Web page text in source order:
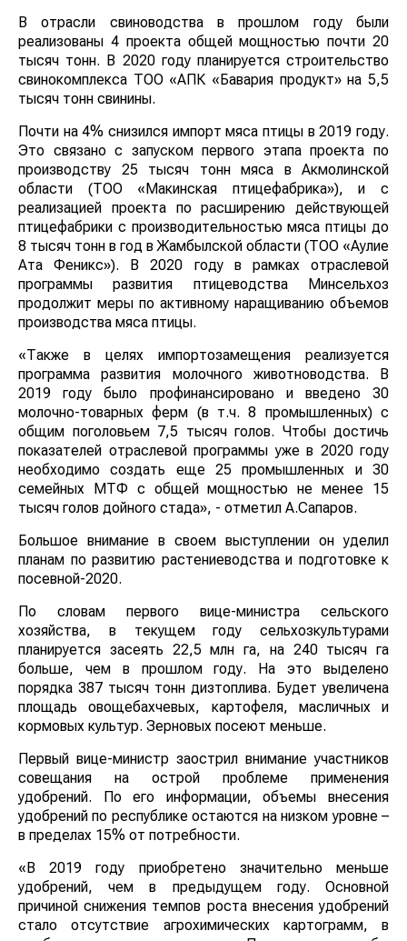
В отрасли свиноводства в прошлом году были
реализованы 4 проекта общей мощностью почти 20
тысяч тонн. В 2020 году планируется строительство
свинокомплекса ТОО «АПК «Бавария продукт» на 5,5
тысяч тонн свинины.
Почти на 4% снизился импорт мяса птицы в 2019 году.
Это связано с запуском первого этапа проекта по
производству 25 тысяч тонн мяса в Акмолинской
области (ТОО «Макинская птицефабрика»), и с
реализацией проекта по расширению действующей
птицефабрики с производительностью мяса птицы до
8 тысяч тонн в год в Жамбылской области (ТОО «Аулие
Ата Феникс»). В 2020 году в рамках отраслевой
программы развития птицеводства Минсельхоз
продолжит меры по активному наращиванию объемов
производства мяса птицы.
«Также в целях импортозамещения реализуется
программа развития молочного животноводства. В
2019 году было профинансировано и введено 30
молочно-товарных ферм (в т.ч. 8 промышленных) с
общим поголовьем 7,5 тысяч голов. Чтобы достичь
показателей отраслевой программы уже в 2020 году
необходимо создать еще 25 промышленных и 30
семейных МТФ с общей мощностью не менее 15
тысяч голов дойного стада», - отметил А.Сапаров.
Большое внимание в своем выступлении он уделил
планам по развитию растениеводства и подготовке к
посевной-2020.
По словам первого вице-министра сельского
хозяйства, в текущем году сельхозкультурами
планируется засеять 22,5 млн га, на 240 тысяч га
больше, чем в прошлом году. На это выделено
порядка 387 тысяч тонн дизтоплива. Будет увеличена
площадь овощебахчевых, картофеля, масличных и
кормовых культур. Зерновых посеют меньше.
Первый вице-министр заострил внимание участников
совещания на острой проблеме применения
удобрений. По его информации, объемы внесения
удобрений по республике остаются на низком уровне –
в пределах 15% от потребности.
«В 2019 году приобретено значительно меньше
удобрений, чем в предыдущем году. Основной
причиной снижения темпов роста внесения удобрений
стало отсутствие агрохимических картограмм, в